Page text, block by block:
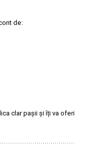
de:
clar pașii și îți va oferi